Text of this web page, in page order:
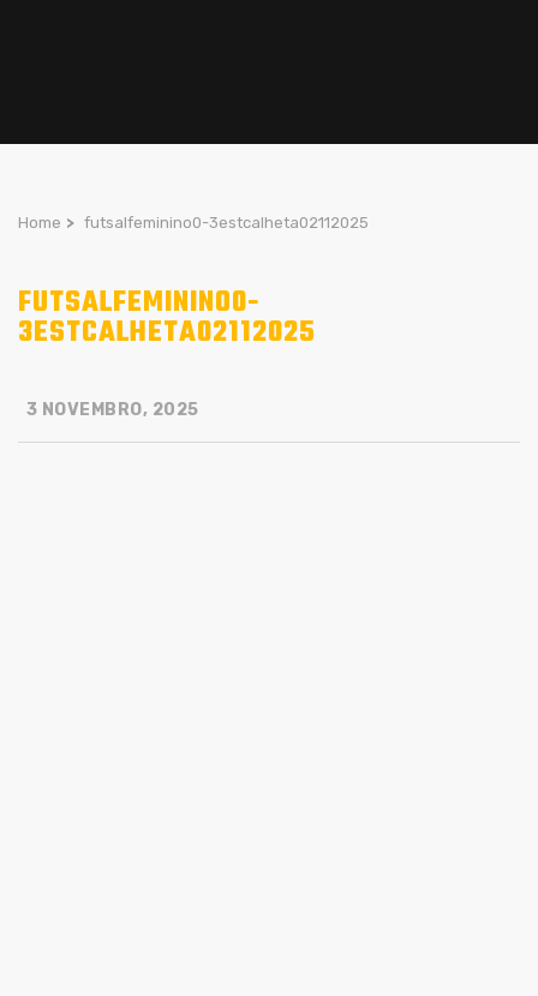
Home > futsalfeminino0-3estcalheta02112025
FUTSALFEMININO0-
3ESTCALHETA02112025
3 NOVEMBRO, 2025